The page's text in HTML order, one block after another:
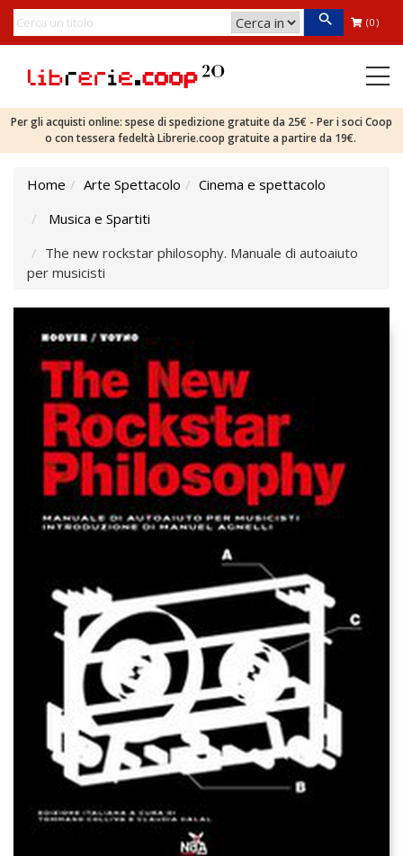
(0)
Per gli acquisti online: spese di spedizione gratuite da 25€ - Per i soci Coop
o con tessera fedeltà Librerie.coop gratuite a partire da 19€.
Home Arte Spettacolo
Cinema e spettacolo
Musica e Spartiti
The new rockstar philosophy. Manuale di autoaiuto
per musicisti